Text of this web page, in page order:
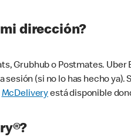
dirección?
Grubhub o Postmates.
sesión (si no lo has hecho
McDeliveryestá disponible